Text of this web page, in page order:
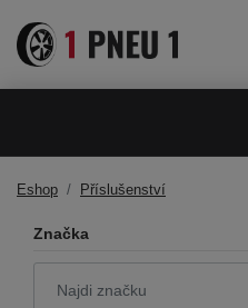
Eshop Příslušenství
Značka